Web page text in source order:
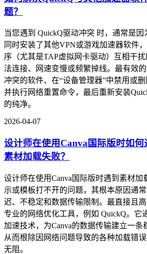
题？
当您遇到 QuickQ驱动冲突 时，通常是
同时安装了其他VPN或游戏加速器软件
序（尤其是TAP虚拟网卡驱动）互相干
法连接、网速变慢或频繁掉线。最有效
冲突的软件、在“设备管理器”中禁用或删
并执行网络重置命令，最后重新安装
的纯净。
2026-04-07
设计师在使用Canva国际版时如
素材加载失败？
设计师在使用Canva国际版时遇到素材加
示或模板打不开的问题，其根本原因通
迟、不稳定和数据传输限制。最直接且
专业的网络优化工具，例如 QuickQ。它
加速技术，为Canva的数据传输建立一条
从而根除因网络问题导致的各种加载错
无阻。